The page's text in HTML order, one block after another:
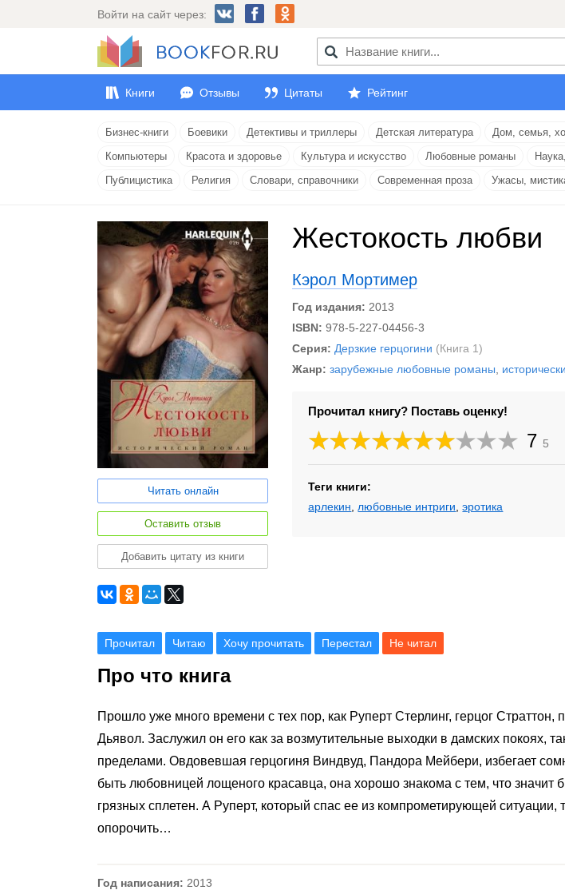
Войти на сайт через:
Книги Отзывы Цитаты Рейтинг
Бизнес-книги Боевики Детективы и триллеры Детская литература Дом, семья,
Компьютеры
Красота и здоровье Культура и искусство Любовные романы
Публицистика
Религия Словари, справочники Современная проза Ужасы,
Читать онлайн
Оставить отзыв
Добавить цитату из книги
Жестокость любви
Кэрол Мортимер
Год издания: 2013
ISBN: 978-5-227-04456-3
Серия: Дерзкие герцогини (Книга 1)
Жанр: зарубежные любовные романы
Прочитал книгу? Поставь оценку!
7 5
Теги книги:
арлекин
любовные интриги ,эротика
Прочитал Читаю Хочу прочитать Перестал Не читал
Про что книга
Прошло уже много времени с тех пор, как Руперт Стерлинг, герцог Страттон,
Дьявол. Заслужил он его как за возмутительные выходки в дамских покоях,
пределами. Овдовевшая герцогиня Виндвуд, Пандора Мейбери, избегает
быть любовницей лощеного красавца, она хорошо знакома с тем, что значит
грязных сплетен. А Руперт, который спас ее из компрометирующей ситуации,
опорочить…
Год написания: 2013